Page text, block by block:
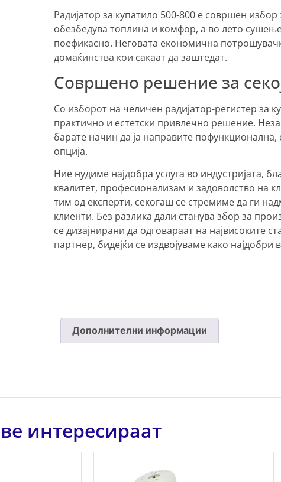
Радијатор за купатило 500-800 е совршен
обезбедува топлина и комфор, а во лето
поефикасно. Неговата економична
домаќинства кои сакаат да заштедат.
Совршено решение за
Со изборот на челичен радијатор-регистер за
практично и естетски привлечно решение.
барате начин да ја направите пофункционална,
опција.
Ние нудиме најдобра услуга во индустријата,
квалитет, професионализам и задоволство на
тим од експерти, секогаш се стремиме да ги
клиенти. Без разлика дали станува збор за
се дизајнирани да одговараат на највисоките
партнер, бидејќи се издвојуваме како најдобри
Дополнителни информации
интересираат